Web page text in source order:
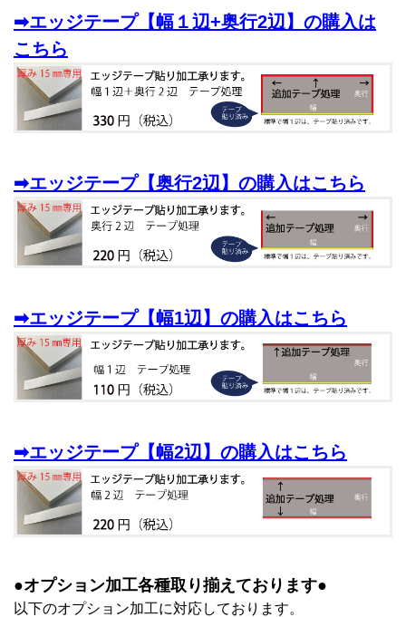
➡エッジテープ【幅１辺+奥行2辺】の購入は
こちら
➡エッジテープ【奥行2辺】 の購入はこちら
➡エッジテープ【幅1辺】 の購入はこちら
➡エッジテープ【幅2辺】 の購入はこちら
●オプション加工各種取り揃えております●
以下のオプション加工に対応しております。